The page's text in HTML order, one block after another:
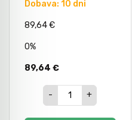
Dobava: 10 dni
89,64 €
0%
89,64 €
- +